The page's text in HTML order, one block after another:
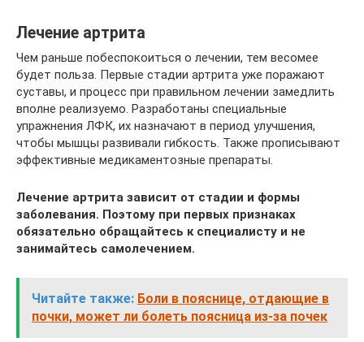
Лечение артрита
Чем раньше побеспокоиться о лечении, тем весомее
будет польза. Первые стадии артрита уже поражают
суставы, и процесс при правильном лечении замедлить
вполне реализуемо. Разработаны специальные
упражнения ЛФК, их назначают в период улучшения,
чтобы мышцы развивали гибкость. Также прописывают
эффективные медикаментозные препараты.
Лечение артрита зависит от стадии и формы
заболевания. Поэтому при первых признаках
обязательно обращайтесь к специалисту и не
занимайтесь самолечением.
Читайте также: Боли в пояснице, отдающие в
почки, может ли болеть поясница из-за почек